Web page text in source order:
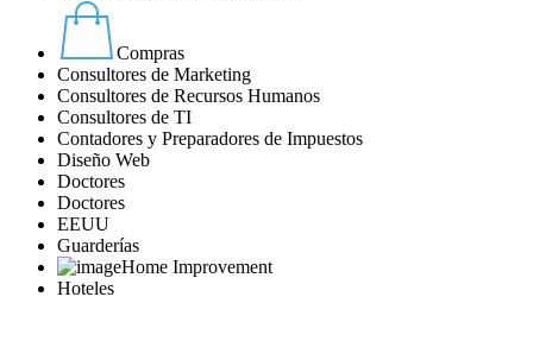
Compras
Consultores de Marketing
Consultores de Recursos Humanos
Consultores de TI
Contadores y Preparadores de Impuestos
Diseño Web
Doctores
Doctores
EEUU
Guarderías
Home Improvement
Hoteles